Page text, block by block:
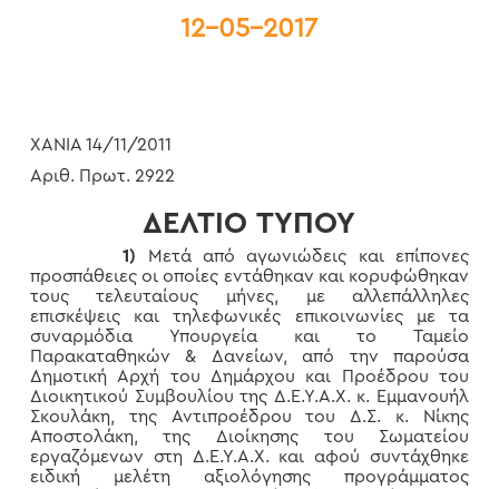
12-05-2017
ΧΑΝΙΑ 14/11/2011
Αριθ. Πρωτ. 2922
ΔΕΛΤΙΟ ΤΥΠΟΥ
1) Μετά από αγωνιώδεις και επίπονες
προσπάθειες οι οποίες εντάθηκαν και κορυφώθηκαν
τους τελευταίους μήνες, με αλλεπάλληλες
επισκέψεις και τηλεφωνικές επικοινωνίες με τα
συναρμόδια Υπουργεία και το Ταμείο
Παρακαταθηκών & Δανείων, από την παρούσα
Δημοτική Αρχή του Δημάρχου και Προέδρου του
Διοικητικού Συμβουλίου της Δ.Ε.Υ.Α.Χ. κ. Εμμανουήλ
Σκουλάκη, της Αντιπροέδρου του Δ.Σ. κ. Νίκης
Αποστολάκη, της Διοίκησης του Σωματείου
εργαζόμενων στη Δ.Ε.Υ.Α.Χ. και αφού συντάχθηκε
ειδική μελέτη αξιολόγησης προγράμματος